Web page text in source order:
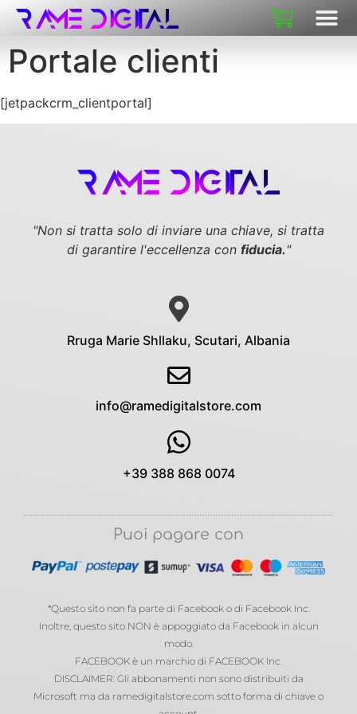
Portale clienti
[jetpackcrm_clientportal]
"Non si tratta solo di inviare una chiave, si tratta
di garantire l'eccellenza con fiducia."
Rruga Marie Shllaku, Scutari, Albania
info@ramedigitalstore.com
+39 388 868 0074
Puoi pagare con
*Questo sito non fa parte di Facebook o di Facebook Inc.
Inoltre, questo sito NON è appoggiato da Facebook in alcun
modo.
FACEBOOK è un marchio di FACEBOOK Inc.
DISCLAIMER: Gli abbonamenti non sono distribuiti da
Microsoft ma da ramedigitalstore.com sotto forma di chiave o